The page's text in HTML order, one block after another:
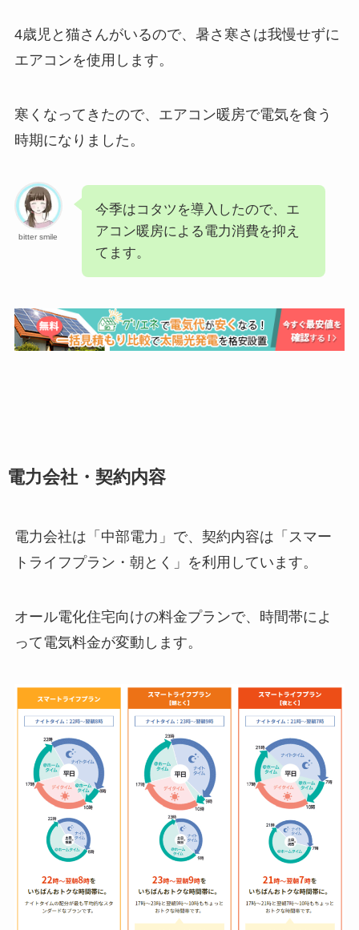
4歳児と猫さんがいるので、暑さ寒さは我慢せずに
エアコンを使用します。
寒くなってきたので、エアコン暖房で電気を食う
時期になりました。
bitter smile
今季はコタツを導入したので、エ
アコン暖房による電力消費を抑え
てます。
電力会社・契約内容
電力会社は「中部電力」で、契約内容は「スマー
トライフプラン・朝とく」を利用しています。
オール電化住宅向けの料金プランで、時間帯によ
って電気料金が変動します。